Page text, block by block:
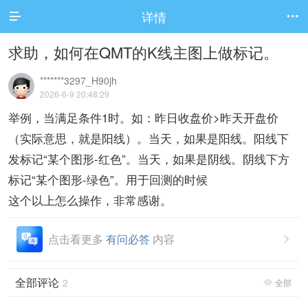
 详情 
求助，如何在QMT的K线主图上做标记。
*******3297_H90jh
2026-6-9 20:48:29
举例，当满足条件1时。如：昨日收盘价>昨天开盘价
（实际意思，就是阳线）。当天，如果是阳线。阳线下
发标记“某个图形-红色”。当天，如果是阴线。阴线下方
标记“某个图形-绿色”。用于回测的时候
这个以上怎么操作，非常感谢。

点击看更多 有问必答 内容
 全部
全部评论 2